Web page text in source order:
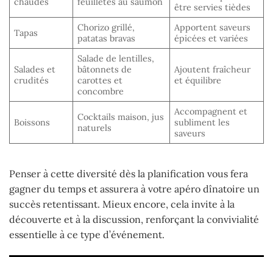
être servies tièdes
Tapas
Chorizo grillé,
patatas bravas
Apportent saveurs
épicées et variées
Salades et
crudités
Salade de lentilles,
bâtonnets de
carottes et
concombre
Ajoutent fraîcheur
et équilibre
Boissons
Cocktails maison, jus
naturels
Accompagnent et
subliment les
saveurs
Penser à cette diversité dès la planification vous fera
gagner du temps et assurera à votre apéro dînatoire un
succès retentissant. Mieux encore, cela invite à la
découverte et à la discussion, renforçant la convivialité
essentielle à ce type d’événement.